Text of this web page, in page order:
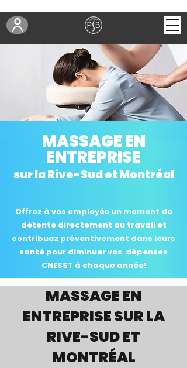
MASSAGE EN
ENTREPRISE
sur la Rive-Sud et Montréal
Offrez à vos employés un moment de
détente directement au travail et
contribuez préventivement dans leurs
santé pour diminuer vos dépenses
CNESST à chaque année!
MASSAGE EN
ENTREPRISE SUR LA
RIVE-SUD ET
MONTRÉAL